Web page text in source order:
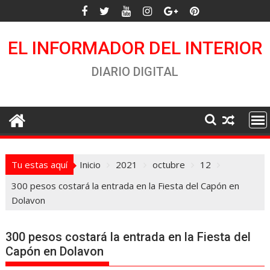
al
EL INFORMADOR DEL INTERIOR
DIARIO DIGITAL
Tu estas aquí Inicio 2021 octubre
12
300 pesos costará la entrada en la Fiesta del Capón en
Dolavon
300 pesos costará la entrada en la Fiesta del
Capón en Dolavon